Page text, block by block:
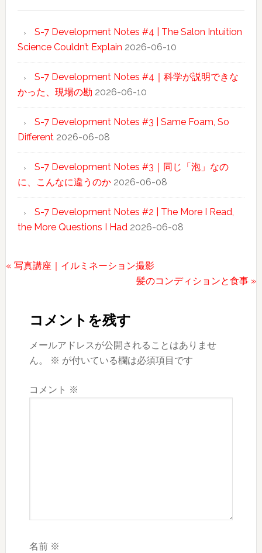
S-7 Development Notes #4 | The Salon Intuition
Science Couldn’t Explain 2026-06-10
S-7 Development Notes #4｜科学が説明できな
かった、現場の勘 2026-06-10
S-7 Development Notes #3 | Same Foam, So
Different 2026-06-08
S-7 Development Notes #3｜同じ「泡」なの
に、こんなに違うのか 2026-06-08
S-7 Development Notes #2 | The More I Read,
the More Questions I Had 2026-06-08
前
« 写真講座｜イルミネーション撮影
次
髪のコンディションと食事 »
Interactions
コメントを残す
メールアドレスが公開されることはありませ
ん。
※ が付いている欄は必須項目です
コメント ※
名前 ※